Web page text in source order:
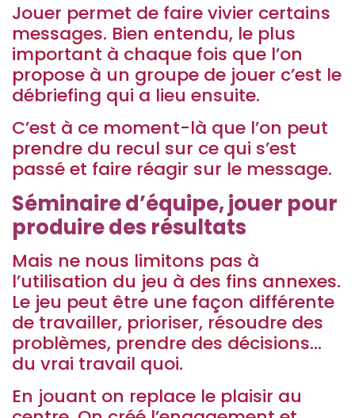
Jouer permet de faire vivier certains
messages. Bien entendu, le plus
important à chaque fois que l’on
propose à un groupe de jouer c’est le
débriefing qui a lieu ensuite.
C’est à ce moment-là que l’on peut
prendre du recul sur ce qui s’est
passé et faire réagir sur le message.
Séminaire d’équipe, jouer pour
produire des résultats
Mais ne nous limitons pas à
l’utilisation du jeu à des fins annexes.
Le jeu peut être une façon différente
de travailler, prioriser, résoudre des
problèmes, prendre des décisions…
du vrai travail quoi.
En jouant on replace le plaisir au